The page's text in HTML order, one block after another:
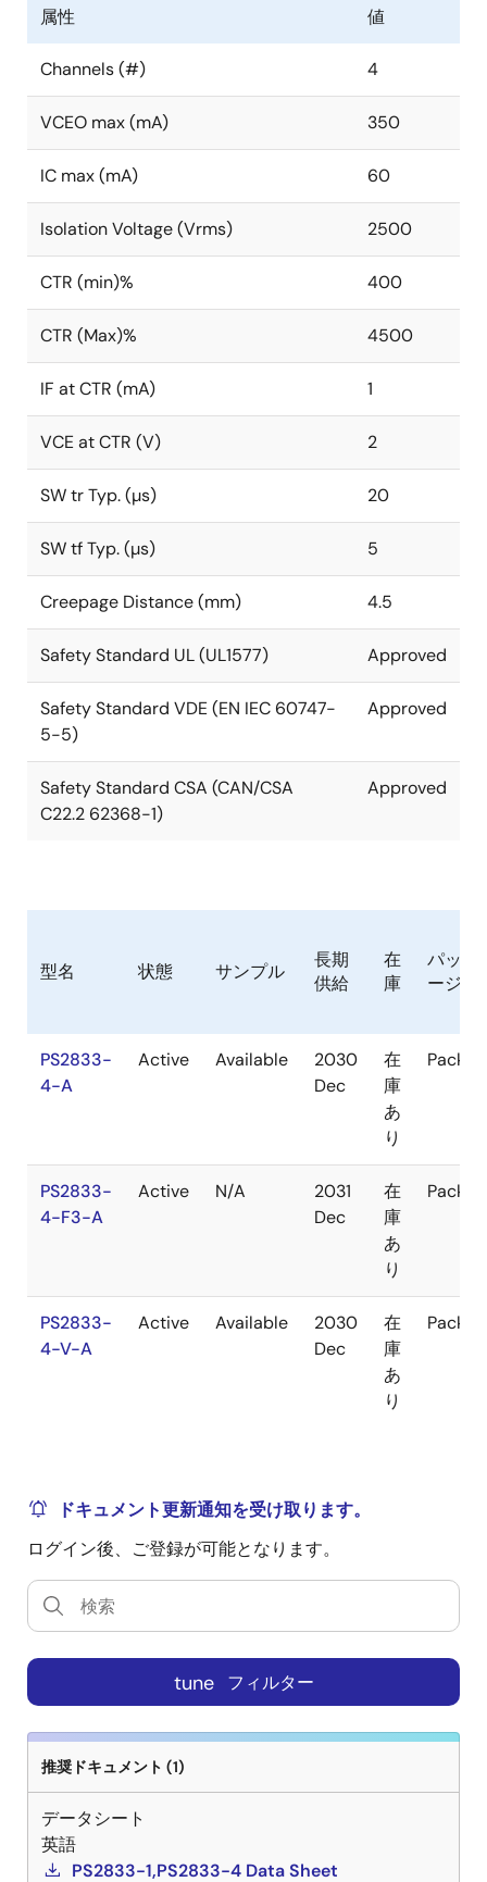
属性 値
Channels (#) 4
VCEO max (mA) 350
IC max (mA) 60
Isolation Voltage (Vrms) 2500
CTR (min)% 400
CTR (Max)% 4500
IF at CTR (mA) 1
VCE at CTR (V) 2
SW tr Typ. (µs) 20
SW tf Typ. (µs) 5
Creepage Distance (mm) 4.5
Safety Standard UL (UL1577) Approved
Safety Standard VDE (EN IEC 60747-
5-5)
Approved
Safety Standard CSA (CAN/CSA
C22.2 62368-1)
Approved
型名 状態 サンプル
長期
供給
在
庫
パッケ
ージ
PS2833-
4-A
Active Available
2030
Dec
在
庫
あ
り
PS2833-
4-F3-A
Active N/A
2031
Dec
在
庫
あ
り
PS2833-
4-V-A
Active Available
2030
Dec
在
庫
あ
り
ドキュメント更新通知を受け取ります。
ログイン後、ご登録が可能となります。
tune フィルター
推奨ドキュメント (1)
データシート
英語
PS2833-1,PS2833-4 Data Sheet